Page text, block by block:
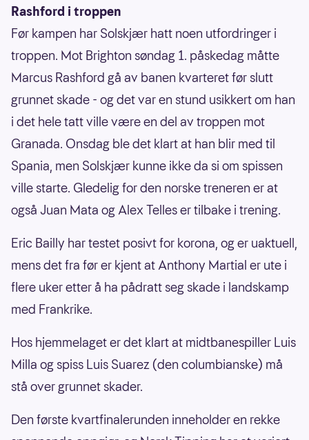
Rashford i troppen
Før kampen har Solskjær hatt noen utfordringer i
troppen. Mot Brighton søndag 1. påskedag måtte
Marcus Rashford gå av banen kvarteret før slutt
grunnet skade - og det var en stund usikkert om han
i det hele tatt ville være en del av troppen mot
Granada. Onsdag ble det klart at han blir med til
Spania, men Solskjær kunne ikke da si om spissen
ville starte. Gledelig for den norske treneren er at
også Juan Mata og Alex Telles er tilbake i trening.
Eric Bailly har testet posivt for korona, og er uaktuell,
mens det fra før er kjent at Anthony Martial er ute i
flere uker etter å ha pådratt seg skade i landskamp
med Frankrike.
Hos hjemmelaget er det klart at midtbanespiller Luis
Milla og spiss Luis Suarez (den columbianske) må
stå over grunnet skader.
Den første kvartfinalerunden inneholder en rekke